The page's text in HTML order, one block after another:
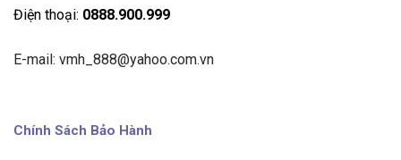
Điện thoại: 0888.900.999
E-mail: vmh_888@yahoo.com.vn
Chính Sách Bảo Hành